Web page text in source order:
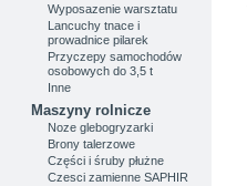
Wyposazenie warsztatu
Lancuchy tnace i
prowadnice pilarek
Przyczepy samochodów
osobowych do 3,5 t
Inne
Maszyny rolnicze
Noze glebogryzarki
Brony talerzowe
Części i śruby płużne
Czesci zamienne SAPHIR